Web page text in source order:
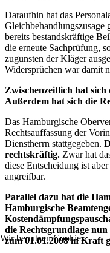
Daraufhin hat das
Gleichbehandlungszusage
bereits bestandskräftige
die erneute Sachprüfung,
zugunsten der Kläger
Widersprüchen war damit
Zwischenzeitlich hat
Außerdem hat sich die
Das Hamburgische
Rechtsauffassung der
Dienstherrn stattgegeben.
rechtskräftig. Zwar hat
diese Entscheidung ist
angreifbar.
Parallel dazu hat die
Hamburgische
die Rechtsgrundlage
zum 01.01.2008 in Kraft
Wir benutzen Cookies